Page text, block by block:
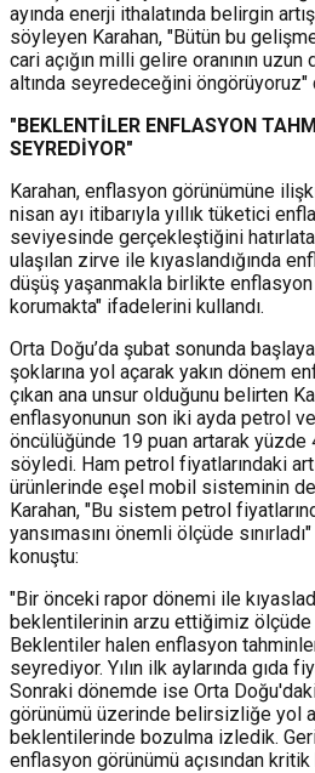
ayında enerji ithalatında belirgin
söyleyen Karahan, "Bütün bu
cari açığın milli gelire oranının uzun
altında seyredeceğini öngörüyoruz"
"BEKLENTİLER ENFLASYON
SEYREDİYOR"
Karahan, enflasyon görünümüne
nisan ayı itibarıyla yıllık tüketici
seviyesinde gerçekleştiğini
ulaşılan zirve ile kıyaslandığında
düşüş yaşanmakla birlikte
korumakta" ifadelerini kullandı.
Orta Doğu’da şubat sonunda
şoklarına yol açarak yakın dönem
çıkan ana unsur olduğunu belirten
enflasyonunun son iki ayda petrol
öncülüğünde 19 puan artarak yüzde
söyledi. Ham petrol fiyatlarındaki
ürünlerinde eşel mobil sisteminin
Karahan, "Bu sistem petrol
yansımasını önemli ölçüde
konuştu:
"Bir önceki rapor dönemi ile
beklentilerinin arzu ettiğimiz
Beklentiler halen enflasyon
seyrediyor. Yılın ilk aylarında gıda
Sonraki dönemde ise Orta
görünümü üzerinde belirsizliğe yol
beklentilerinde bozulma izledik.
enflasyon görünümü açısından